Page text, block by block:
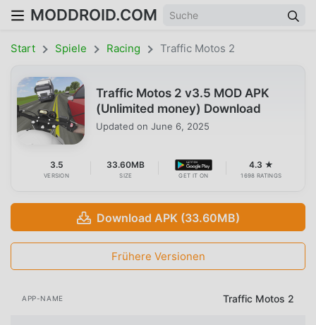
MODDROID.COM
Start Spiele Racing Traffic Motos 2
Traffic Motos 2 v3.5 MOD APK
(Unlimited money) Download
Updated on June 6, 2025
3.5
VERSION
33.60MB
SIZE GET IT ON
4.3 ★
1698 RATINGS
Download APK (33.60MB)
Frühere Versionen
APP-NAME Traffic Motos 2